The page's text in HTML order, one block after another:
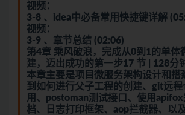
视频：
3-8 、idea中必备常用快捷键详解
视频：
3-9 、章节总结 (02:06)
第4章 乘风破浪，完成从0到1的单体
建，迈出成功的第一步17 节 | 128分
本章主要是项目微服务架构设计和搭
到如何进行父子工程的创建、git远程
用、postoman测试接口、使用
档、日志打印框架、aop拦截器、以